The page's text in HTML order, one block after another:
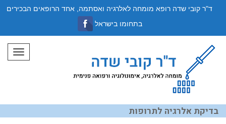
תפריט
בדיקת אלרגיה לתרופות
ד"ר קובי שדה רופא מומחה לאלרגיה ואסתמה, אחד הרופאים הבכירים
בתחומו בישראל